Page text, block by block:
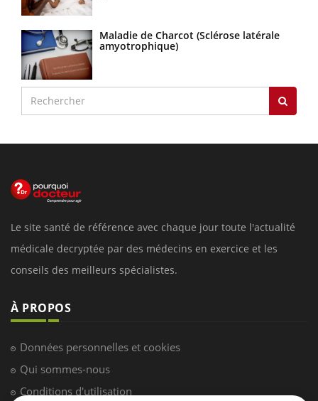
Maladie de Charcot (Sclérose latérale
amyotrophique)
Le site santé de référence avec chaque jour toute l'actualité
médicale decryptée par des médecins en exercice et les
conseils des meilleurs spécialistes.
À PROPOS
Données personnelles et cookies
Qui sommes-nous
Conditions d'utilisation